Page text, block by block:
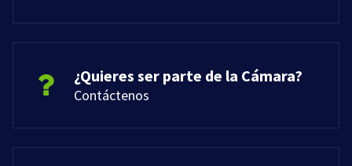
¿Quieres ser parte de la Cámara?
Contáctenos